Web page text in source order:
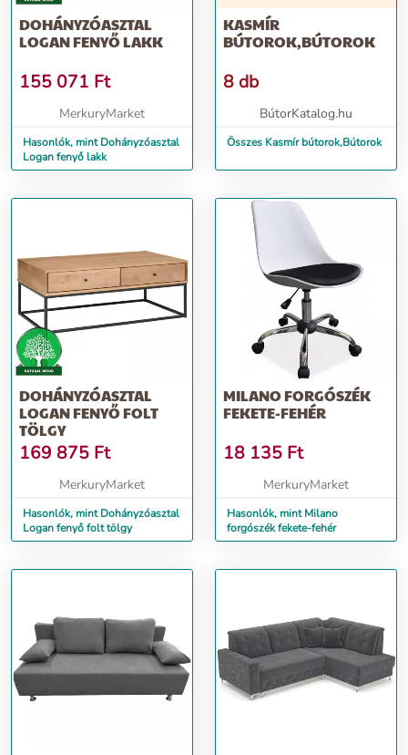
DOHÁNYZÓASZTAL
LOGAN FENYŐ LAKK
155 071 Ft
MerkuryMarket
Hasonlók, mint Dohányzóasztal
Logan fenyő lakk
KASMÍR
BÚTOROK,BÚTOROK
8 db
BútorKatalog.hu
Összes Kasmír bútorok,Bútorok
DOHÁNYZÓASZTAL
LOGAN FENYŐ FOLT
TÖLGY
169 875 Ft
MerkuryMarket
Hasonlók, mint Dohányzóasztal
Logan fenyő folt tölgy
MILANO FORGÓSZÉK
FEKETE-FEHÉR
18 135 Ft
MerkuryMarket
Hasonlók, mint Milano
forgószék fekete-fehér